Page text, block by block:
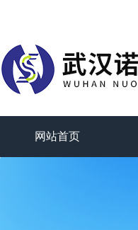
网站首页